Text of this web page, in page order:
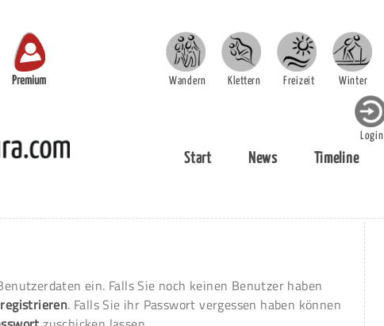
Premium Wandern Klettern Freizeit Winter
Login
Start News Timeline
ein. Falls Sie noch keinen Benutzer haben
registrieren. Falls Sie ihr Passwort vergessen haben können